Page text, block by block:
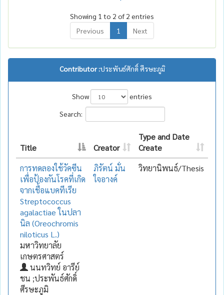
Showing 1 to 2 of 2 entries
Previous
1 Next
Contributor :ประพันธ์ศักดิ์ ศีรษะภูมิ
Show
entries
Search:
Title Creator
Type and Date
Create
การทดลองใช้วัคซีน
เพื่อป้องกันโรคที่เกิด
จากเชื้อแบคทีเรีย
Streptococcus
agalactiae ในปลา
นิล (Oreochromis
niloticus L.)
มหาวิทยาลัย
เกษตรศาสตร์
นนทวิทย์ อารีย์
ชน ;ประพันธ์ศักดิ์
ศีรษะภูมิ
ภิรัตน์ มั่น
ใจอางค์
วิทยานิพนธ์/Thesis